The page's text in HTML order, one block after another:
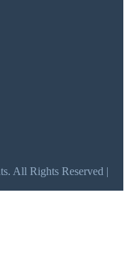
All Rights Reserved |